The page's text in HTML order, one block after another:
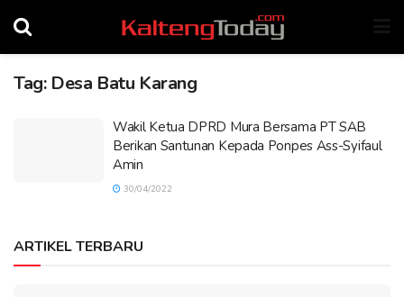
Tag: Desa Batu Karang
Wakil Ketua DPRD Mura Bersama PT SAB
Berikan Santunan Kepada Ponpes Ass-Syifaul
Amin
30/04/2022
ARTIKEL TERBARU